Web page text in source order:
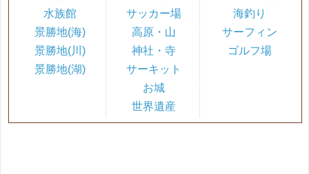
水族館
景勝地(海)
景勝地(川)
景勝地(湖)
サッカー場
高原・山
神社・寺
サーキット
お城
世界遺産
海釣り
サーフィン
ゴルフ場